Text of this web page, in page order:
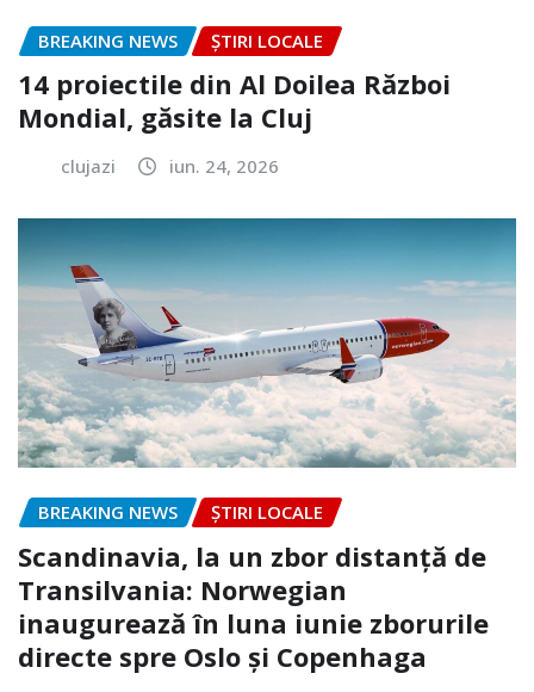
BREAKING NEWS ȘTIRI LOCALE
14 proiectile din Al Doilea Război
Mondial, găsite la Cluj
clujazi iun. 24, 2026
BREAKING NEWS ȘTIRI LOCALE
Scandinavia, la un zbor distanță de
Transilvania: Norwegian
inaugurează în luna iunie zborurile
directe spre Oslo și Copenhaga